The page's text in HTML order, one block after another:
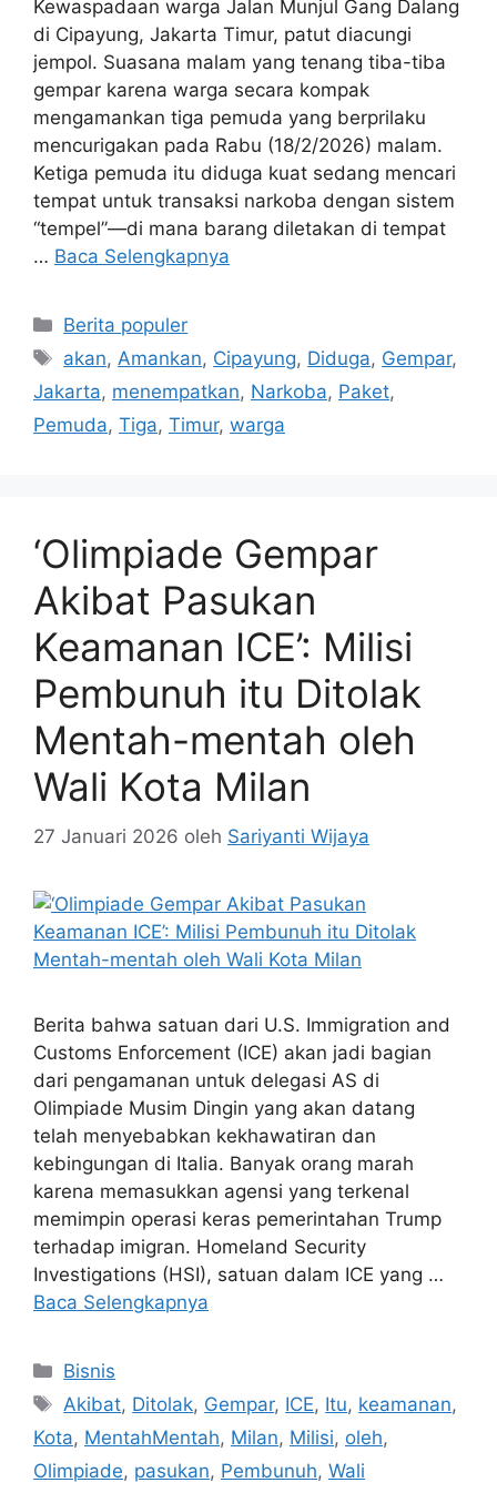
Kewaspadaan warga Jalan Munjul Gang Dalang
di Cipayung, Jakarta Timur, patut diacungi
jempol. Suasana malam yang tenang tiba-tiba
gempar karena warga secara kompak
mengamankan tiga pemuda yang berprilaku
mencurigakan pada Rabu (18/2/2026) malam.
Ketiga pemuda itu diduga kuat sedang mencari
tempat untuk transaksi narkoba dengan sistem
“tempel”—di mana barang diletakan di tempat
… Baca Selengkapnya
Kategori
Berita populer
Tag
akan,Amankan, Cipayung, Diduga, Gempar,
Jakarta, menempatkan, Narkoba, Paket,
Pemuda, Tiga, Timur, warga
‘Olimpiade Gempar
Akibat Pasukan
Keamanan ICE’: Milisi
Pembunuh itu Ditolak
Mentah-mentah oleh
Wali Kota Milan
27 Januari 2026 oleh Sariyanti Wijaya
Berita bahwa satuan dari U.S. Immigration and
Customs Enforcement (ICE) akan jadi bagian
dari pengamanan untuk delegasi AS di
Olimpiade Musim Dingin yang akan datang
telah menyebabkan kekhawatiran dan
kebingungan di Italia. Banyak orang marah
karena memasukkan agensi yang terkenal
memimpin operasi keras pemerintahan Trump
terhadap imigran. Homeland Security
Investigations (HSI), satuan dalam ICE yang …
Baca Selengkapnya
Kategori
Bisnis
Tag
Akibat, Ditolak, Gempar, ICE, Itu, keamanan,
Kota, MentahMentah, Milan, Milisi, oleh,
Olimpiade, pasukan, Pembunuh, Wali